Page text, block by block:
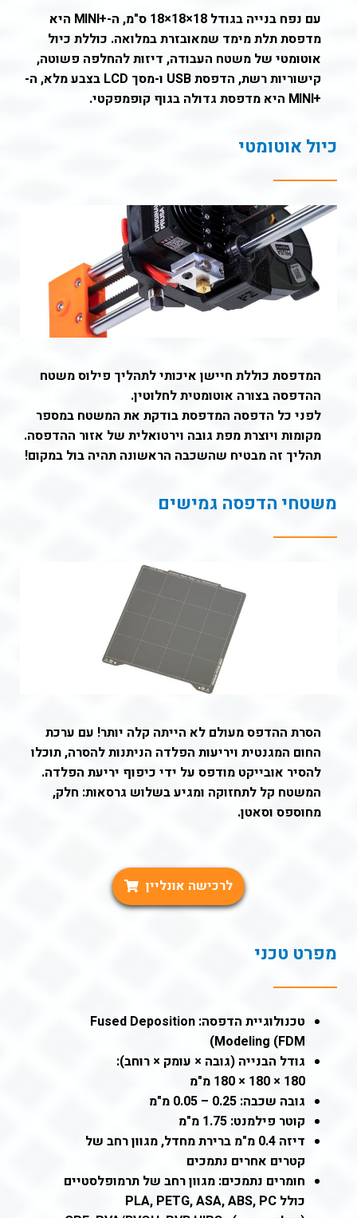
עם נפח בנייה בגודל 18×18×18 ס"מ, ה- +
MINI היא
מדפסת תלת מימד שמאובזרת במלואה. כוללת כיול
אוטומטי של משטח העבודה, דיזות להחלפה פשוטה,
קישוריות רשת, הדפסת USB ו-מסך LCD בצבע מלא, ה-
+
MINI היא מדפסת גדולה בגוף קופמפקטי.
כיול אוטומטי
המדפסת כוללת חיישן איכותי לתהליך פילוס משטח
ההדפסה בצורה אוטומטית לחלוטין.
לפני כל הדפסה המדפסת בודקת את המשטח במספר
מקומות ויוצרת מפת גובה וירטואלית של אזור ההדפסה.
תהליך זה מבטיח שהשכבה הראשונה תהיה בול במקום!
משטחי הדפסה גמישים
הסרת ההדפס מעולם לא הייתה קלה יותר! עם ערכת
החום המגנטית ויריעות הפלדה הניתנות להסרה, תוכלו
להסיר אובייקט מודפס על ידי כיפוף יריעת הפלדה.
המשטח קל לתחזוקה ומגיע בשלוש גרסאות: חלק,
מחוספס וסאטן.
לרכישה אונליין
מפרט טכני
טכנולוגיית הדפסה: Fused Deposition
Modeling (FDM)
גודל הבנייה (גובה × עומק × רוחב):
180 × 180 × 180 מ"מ
גובה שכבה: 0.25 – 0.05 מ"מ
קוטר פילמנט: 1.75 מ"מ
דיזה 0.4 מ"מ ברירת מחדל, מגוון רחב של
קטרים אחרים נתמכים
חומרים נתמכים: מגוון רחב של תרמופלסטיים
כולל PLA, PETG, ASA, ABS, PC